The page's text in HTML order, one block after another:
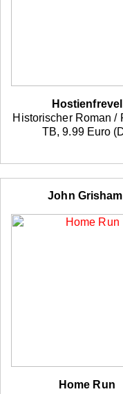
Hostienfrevel
Historischer Roman /
TB, 9.99 Euro
John
Home Run